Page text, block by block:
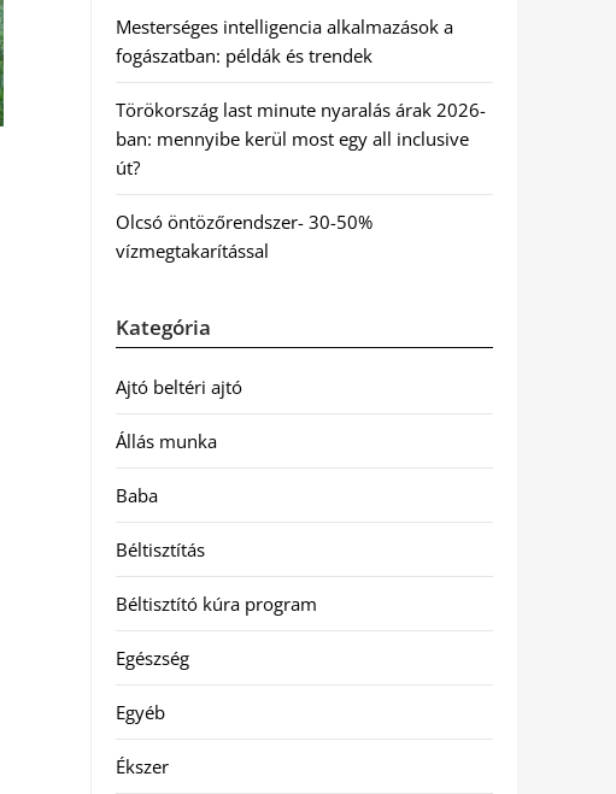
Mesterséges intelligencia alkalmazások a
fogászatban: példák és trendek
Törökország last minute nyaralás árak 2026-
ban: mennyibe kerül most egy all inclusive
út?
Olcsó öntözőrendszer- 30-50%
vízmegtakarítással
Kategória
Ajtó beltéri ajtó
Állás munka
Baba
Béltisztítás
Béltisztító kúra program
Egészség
Egyéb
Ékszer